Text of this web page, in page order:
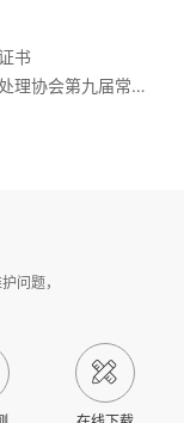
书
科润连摘三大奖项，并荣膺中国热处理协会第九届常任理事单位！
问题，